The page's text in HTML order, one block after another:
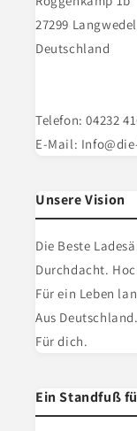
27299 Langwedel
Deutschland
Telefon: 04232
E-Mail:
Unsere Vision
Die Beste
Durchdacht.
Für ein Leben
Aus Deutschland.
Für dich.
Ein Standfuß